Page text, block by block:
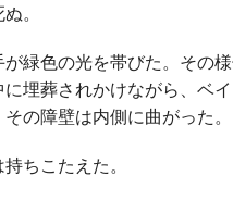
。
緑色の光を帯びた。その
に埋葬されかけながら、ベ
の障壁は内側に曲がった
ちこたえた。